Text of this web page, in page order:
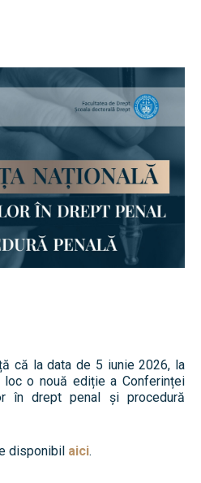
& Reviste
că la data de 5 iunie 2026, la
loc o nouă ediție a Conferinței
în drept penal și procedură
disponibil aici.